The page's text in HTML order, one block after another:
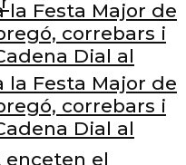
la Festa Major de
correbars i
Dial al
enceten el
la Festa Major de
correbars i
Dial al